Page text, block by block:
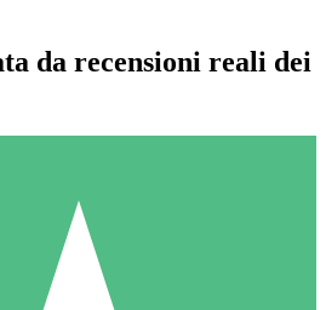
Crediti Individuali
da recensioni reali dei